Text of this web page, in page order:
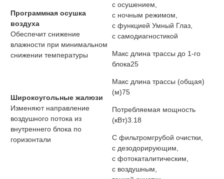
Программная осушка
воздуха
Обеспечит снижение
влажности при минимальном
снижении температуры
Широкоугольные жалюзи
Изменяют направление
воздушного потока из
внутреннего блока по
горизонтали
с осушением,
с ночным режимом,
с функцией Умный Глаз,
с самодиагностикой
Макс длина трассы до 1-го
блока25
Макс длина трассы (общая)
(м)75
Потребляемая мощность
(кВт)3.18
С фильтромгрубой очистки,
с дезодорирующим,
с фотокаталитическим,
с воздушным,